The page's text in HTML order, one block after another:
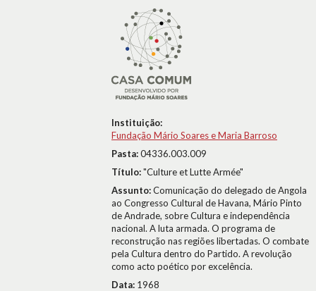
Instituição:
Fundação Mário Soares e Maria Barroso
Pasta:04336.003.009
Título:"Culture et Lutte Armée"
Assunto:Comunicação do delegado de Angola
ao Congresso Cultural de Havana, Mário Pinto
de Andrade, sobre Cultura e independência
nacional. A luta armada. O programa de
reconstrução nas regiões libertadas. O combate
pela Cultura dentro do Partido. A revolução
como acto poético por excelência.
Data: 1968